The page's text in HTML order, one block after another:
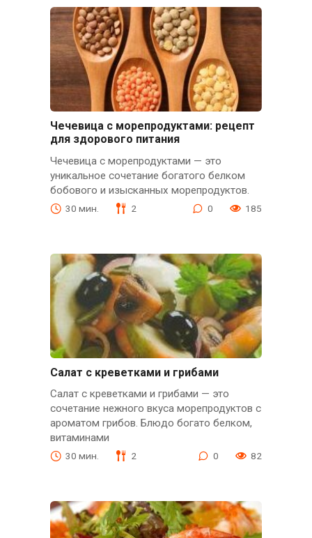
Чечевица с морепродуктами: рецепт
для здорового питания
Чечевица с морепродуктами — это
уникальное сочетание богатого белком
бобового и изысканных морепродуктов.
30 мин. 2 0 185
Салат с креветками и грибами
Салат с креветками и грибами — это
сочетание нежного вкуса морепродуктов с
ароматом грибов. Блюдо богато белком,
витаминами
30 мин. 2 0 82